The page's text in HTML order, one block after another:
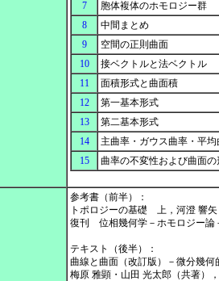
7
胞体複体のホモロジー群
8
中間まとめ
9
空間の正則曲面
10
接ベクトルと法ベクトル
11
面積形式と曲面積
12
第一基本形式
13
第二基本形式
14
主曲率・ガウス曲率・平
15
曲率の不変性および曲面
参考書（前半）：
トポロジーの基礎 上，河澄 響矢
復刊 位相幾何学－ホモロジー論
テキスト（後半）：
曲線と曲面（改訂版）－微分幾何
梅原 雅顕・山田 光太郎（共著）